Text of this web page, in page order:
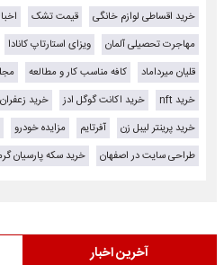
خرید اقساطی لوازم خانگی قیمت تشک
مهاجرت تحصیلی آلمان
ویزای استارتاپ کانادا
قلیان میرداماد
کافه مناسب کار و مطالعه
خرید nft
خرید اکانت گوگل ادز خرید زعفران
خرید پرینتر لیبل زن
آفرتایم مزایده خودرو
طراحی سایت در اصفهان
خرید سکه پارسیان
آخرین اخبار